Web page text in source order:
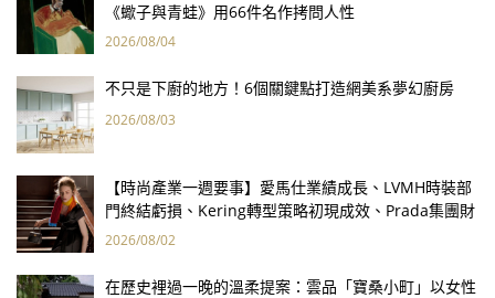
《蠍子與青蛙》用66件名作拷問人性
2026/08/04
不只是下廚的地方！6個關鍵點打造網美系夢幻廚房
2026/08/03
【時尚產業一週要事】愛馬仕業績成長、LVMH時裝部
門終結虧損、Kering轉型策略初現成效、Prada集團財
報亮眼
2026/08/02
在歷史裡過一晚的溫柔提案：雲品「寶桑小町」以女性